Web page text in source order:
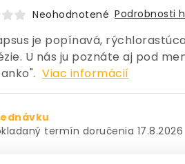
Neohodnotené Podrobnosti
je popínavá,
U nás ju poznáte aj pod
Viac informácií
17.8.2026